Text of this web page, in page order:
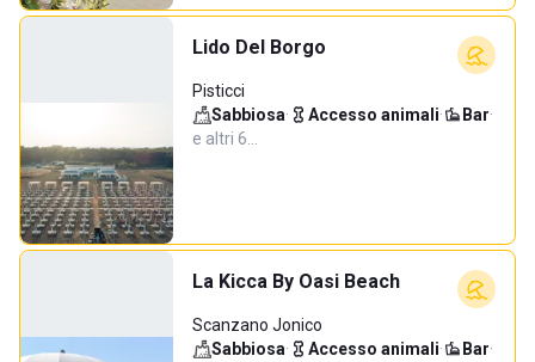
Lido Del Borgo
Pisticci
Sabbiosa· Accesso animali· Bar·
e altri 6…
La Kicca By Oasi Beach
Scanzano Jonico
Sabbiosa· Accesso animali· Bar·